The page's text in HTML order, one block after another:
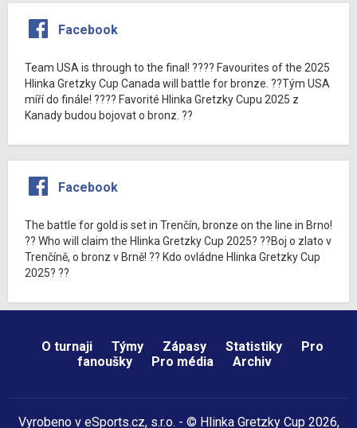
Facebook
Team USA is through to the final! ???? Favourites of the 2025
Hlinka Gretzky Cup Canada will battle for bronze. ??Tým USA
míří do finále! ???? Favorité Hlinka Gretzky Cupu 2025 z
Kanady budou bojovat o bronz. ??
Facebook
The battle for gold is set in Trenčín, bronze on the line in Brno!
?? Who will claim the Hlinka Gretzky Cup 2025? ??Boj o zlato v
Trenčíně, o bronz v Brně! ?? Kdo ovládne Hlinka Gretzky Cup
2025? ??
O turnaji Týmy Zápasy Statistiky
Pro
fanoušky
Pro média Archiv
Vyrobeno v eSports.cz, s.r.o. - © Hlinka Gretzky Cup 2026,